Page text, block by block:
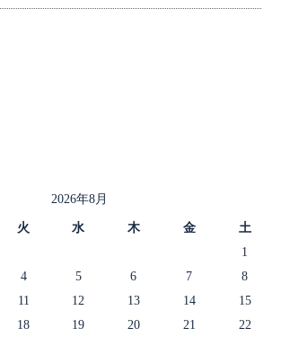
2026年8月
火 水 木 金
土
1
4 5 6 7
8
11 12 13 14
15
18 19 20 21 22